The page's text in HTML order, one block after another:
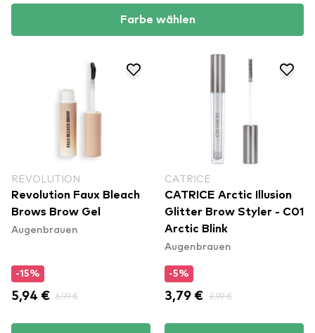
Farbe wählen
REVOLUTION
Revolution Faux Bleach
Brows Brow Gel
Augenbrauen
-15%
5,94 € 6,99 €
CATRICE
CATRICE Arctic Illusion
Glitter Brow Styler - C01
Arctic Blink
Augenbrauen
-5%
3,79 € 3,99 €